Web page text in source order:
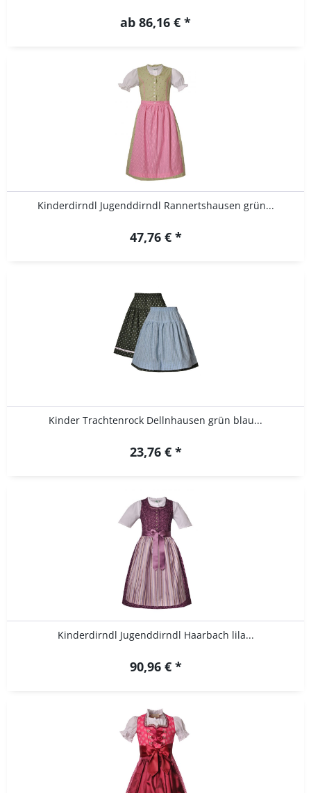
ab 86,16 € *
Kinderdirndl Jugenddirndl Rannertshausen grün...
47,76 € *
Kinder Trachtenrock Dellnhausen grün blau...
23,76 € *
Kinderdirndl Jugenddirndl Haarbach lila...
90,96 € *